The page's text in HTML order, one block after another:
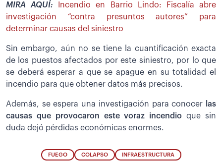
MIRA AQUÍ:
Incendio en Barrio Lindo: Fiscalía abre
investigación “contra presuntos autores” para
determinar causas del siniestro
Sin embargo, aún no se tiene la cuantificación exacta
de los puestos afectados por este siniestro, por lo que
se deberá esperar a que se apague en su totalidad el
incendio para que obtener datos más precisos.
Además, se espera una investigación para conocer las
causas que provocaron este voraz incendioque sin
duda dejó pérdidas económicas enormes.
FUEGO COLAPSO INFRAESTRUCTURA